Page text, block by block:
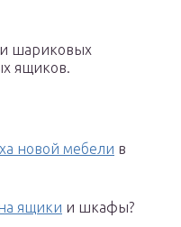
шариковых
ящиков.
новой мебели в
ящики и шкафы?